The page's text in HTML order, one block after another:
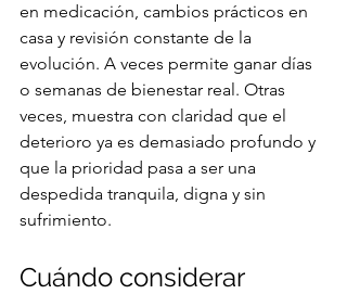
en medicación, cambios prácticos en
casa y revisión constante de la
evolución. A veces permite ganar días
o semanas de bienestar real. Otras
veces, muestra con claridad que el
deterioro ya es demasiado profundo y
que la prioridad pasa a ser una
despedida tranquila, digna y sin
sufrimiento.
Cuándo considerar